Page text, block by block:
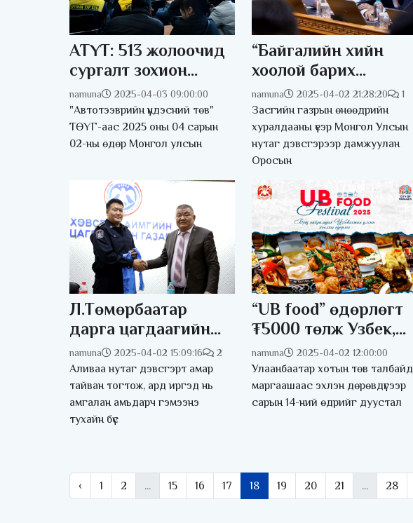
АТҮТ: 513 жолоочид
сургалт зохион
байгууллаа
namuna 2025-04-03 09:00:00
"Автотээврийн үндэсний төв"
ТӨҮГ-аас 2025 оны 04 сарын
02-ны өдөр Монгол улсын
“Байгалийн хийн
хоолой барих
төслийн байгаль
орчинд нөлөөлөх
байдлын үнэлгээг
энэ оны гуравдугаар
улиралд багтаан
хийнэ“
namuna 2025-04-02 21:28:20 1
Засгийн газрын өнөөдрийн
хуралдааны үеэр Монгол Улсын
нутаг дэвсгэрээр дамжуулан
Оросын
Л.Төмөрбаатар
дарга цагдаагийн
байгууллагадаа
ганзага дүүрэн
зочлов
namuna 2025-04-02 15:09:16 2
Аливаа нутаг дэвсгэрт амар
тайван тогтож, ард иргэд нь
амгалан амьдарч гэмээнэ
тухайн бүс
“UB food” өдөрлөгт
₮5000 төлж Узбек,
Монгол хоол
хүссэнээрээ амтлах
боломжтой
namuna 2025-04-02 12:00:00
Улаанбаатар хотын төв талбайд
маргаашаас эхлэн дөрөвдүгээр
сарын 14-ний өдрийг дуустал
‹ 1 2 ... 15 16 17 18 19 20 21 ... 28